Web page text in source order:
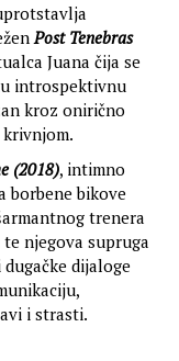
Post Tenebras
Juana čija se
introspektivnu
kroz onirično
(2018), intimno
borbene bikove
trenera
njegova supruga
dijaloge
i strasti.